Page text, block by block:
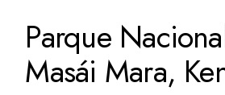
Parque
Masái Mara,